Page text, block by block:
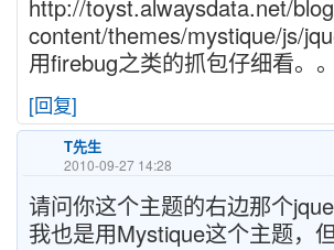
http://toyst.alwaysdata.net/
content/themes/mystique/js/
用firebug之类的抓包仔细看。。
[回复]
T先生
2010-09-27 14:28
请问你这个主题的右边那个
我也是用Mystique这个主题，